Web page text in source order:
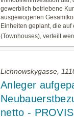
gewerblich betriebene
ausgewogenen
Einheiten geplant, die
(Townhouses), verteilt
Lichnowskygasse,
Anleger
netto -